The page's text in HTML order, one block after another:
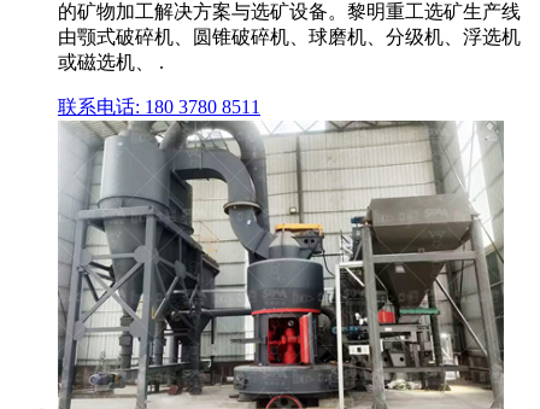
的矿物加工解决方案与选矿设备。黎明重工选矿生产线
由颚式破碎机、圆锥破碎机、球磨机、分级机、浮选机
或磁选机、 .
联系电话: 180 3780 8511